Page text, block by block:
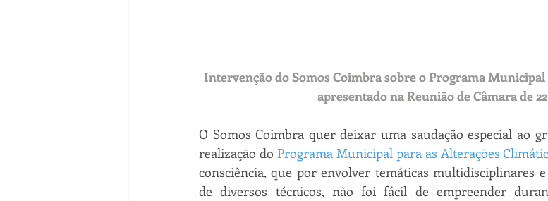
Intervenção do Somos Coimbra sobre o Programa Municipal
apresentado na Reunião de Câmara de
O Somos Coimbra quer deixar uma saudação especial ao
realização do Programa Municipal para as Alterações
consciência, que por envolver temáticas multidisciplinares
de diversos técnicos, não foi fácil de empreender